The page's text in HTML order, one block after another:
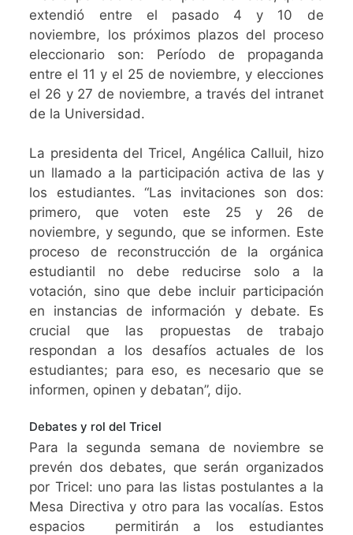
extendió entre el pasado 4 y 10 de
noviembre, los próximos plazos del proceso
eleccionario son: Período de propaganda
entre el 11 y el 25 de noviembre, y elecciones
el 26 y 27 de noviembre, a través del intranet
de la Universidad.
La presidenta del Tricel, Angélica Calluil, hizo
un llamado a la participación activa de las y
los estudiantes. “Las invitaciones son dos:
primero, que voten este 25 y 26 de
noviembre, y segundo, que se informen. Este
proceso de reconstrucción de la orgánica
estudiantil no debe reducirse solo a la
votación, sino que debe incluir participación
en instancias de información y debate. Es
crucial que las propuestas de trabajo
respondan a los desafíos actuales de los
estudiantes; para eso, es necesario que se
informen, opinen y debatan”, dijo.
Debates y rol del Tricel
Para la segunda semana de noviembre se
prevén dos debates, que serán organizados
por Tricel: uno para las listas postulantes a la
Mesa Directiva y otro para las vocalías. Estos
espacios permitirán a los estudiantes